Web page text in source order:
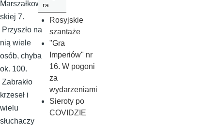
Marszałkow
skiej 7.
Przyszło na
nią wiele
osób, chyba
ok. 100.
Zabrakło
krzeseł i
wielu
słuchaczy
ra
Rosyjskie
szantaże
"Gra
Imperiów" nr
16. W pogoni
za
wydarzeniami
Sieroty po
COVIDZIE